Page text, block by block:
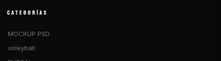
CATEGORÍAS
MOCKUP PSD
voleyball